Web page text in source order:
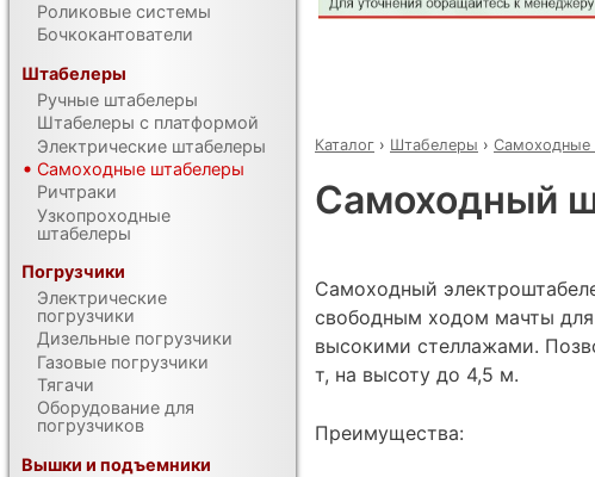
Каталог › Штабелеры › Самоходные
Самоходный
Самоходный
свободным ходом мачты
высокими стеллажами.
т, на высоту до 4,5 м.
Преимущества:
Роликовые системы
Бочкокантователи
Штабелеры
Ручные штабелеры
Штабелеры с платформой
Электрические штабелеры
Самоходные штабелеры
Ричтраки
Узкопроходные
штабелеры
Погрузчики
Электрические
погрузчики
Дизельные погрузчики
Газовые погрузчики
Тягачи
Оборудование для
погрузчиков
Вышки и подъемники